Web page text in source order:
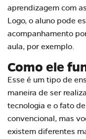
aprendizagem com
Logo, o aluno pode
acompanhamento
aula, por exemplo.
Como ele
Esse é um tipo de
maneira de ser
tecnologia e o fato
convencional, mas
existem diferentes